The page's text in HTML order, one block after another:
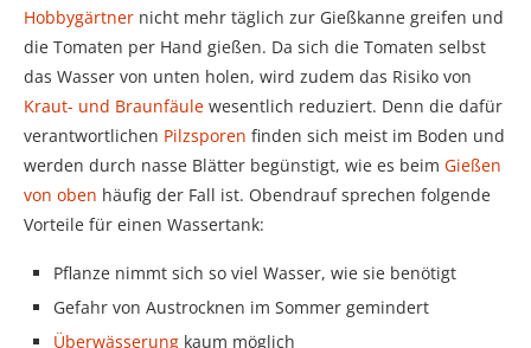
Hobbygärtner nicht mehr täglich zur Gießkanne greifen und
die Tomaten per Hand gießen. Da sich die Tomaten selbst
das Wasser von unten holen, wird zudem das Risiko von
Kraut- und Braunfäule wesentlich reduziert. Denn die dafür
verantwortlichen Pilzsporen finden sich meist im Boden und
werden durch nasse Blätter begünstigt, wie es beim Gießen
von oben häufig der Fall ist. Obendrauf sprechen folgende
Vorteile für einen Wassertank:
Pflanze nimmt sich so viel Wasser, wie sie benötigt
Gefahr von Austrocknen im Sommer gemindert
Überwässerung kaum möglich